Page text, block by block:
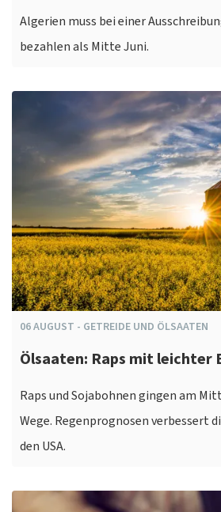
Algerien muss bei einer
bezahlen als Mitte Juni.
06AUGUST - GETREIDE UND ÖLSAATEN
Ölsaaten: Raps mit leichter
Raps und Sojabohnen gingen am
Wege. Regenprognosen verbessert
den USA.